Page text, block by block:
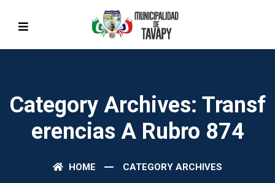
Category Archives: Transf
Erencias A Rubro 874
HOME CATEGORY ARCHIVES